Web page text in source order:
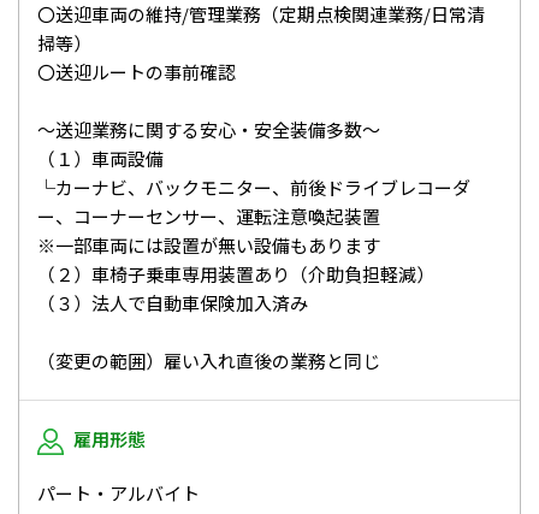
〇送迎車両の維持/管理業務（定期点検関連業務/日常清
掃等）
〇送迎ルートの事前確認
～送迎業務に関する安心・安全装備多数～
（１）車両設備
└カーナビ、バックモニター、前後ドライブレコーダ
ー、コーナーセンサー、運転注意喚起装置
※一部車両には設置が無い設備もあります
（２）車椅子乗車専用装置あり（介助負担軽減）
（３）法人で自動車保険加入済み
（変更の範囲）雇い入れ直後の業務と同じ
雇用形態
パート・アルバイト